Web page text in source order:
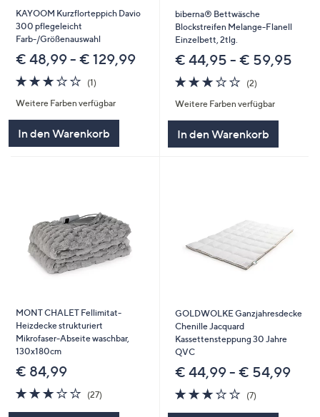
KAYOOM Kurzflorteppich Davio
300 pflegeleicht
Farb-/Größenauswahl
€ 48,99 - € 129,99
3.0
von
5
(1)1
Weitere Farben verfügbar
In den Warenkorb
biberna® Bettwäsche
Blockstreifen Melange-Flanell
Einzelbett, 2tlg.
€ 44,95 - € 59,95
3.0
von
5
(2)2
Weitere Farben verfügbar
In den Warenkorb
MONT CHALET Fellimitat-
Heizdecke strukturiert
Mikrofaser-Abseite waschbar,
130x180cm
€ 84,99
3.0
von
(27)27
GOLDWOLKE Ganzjahresdecke
Chenille Jacquard
Kassettensteppung 30 Jahre
QVC
€ 44,99 - € 54,99
2.7
von
(7)7